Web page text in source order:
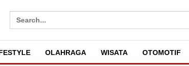
Search
for:
OLAHRAGA WISATA OTOMOTIF